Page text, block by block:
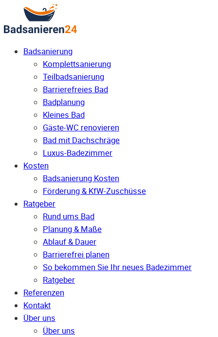
Badsanierung
Komplettsanierung
Teilbadsanierung
Barrierefreies Bad
Badplanung
Kleines Bad
Gäste-WC renovieren
Bad mit Dachschräge
Luxus-Badezimmer
Kosten
Badsanierung Kosten
Förderung & KfW-Zuschüsse
Ratgeber
Rund ums Bad
Planung & Maße
Ablauf & Dauer
Barrierefrei planen
So bekommen Sie Ihr neues Badezimmer
Ratgeber
Referenzen
Kontakt
Über uns
Über uns